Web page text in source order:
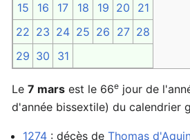
15
16 17 18 19 20
21
22 23 24 25 26 27 28
29 30 31
Le 7 mars est le 66e jour de
d'année bissextile) du calendrier
1274 : décès de Thomas